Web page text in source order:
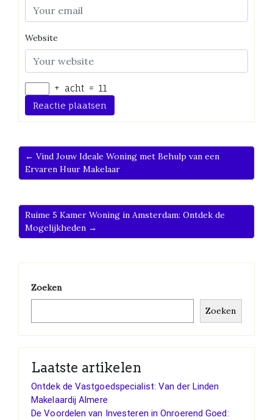
Website
+ acht = 11
← Vind Jouw Ideale Woning met Behulp van een
Ervaren Huur Makelaar
Ruime 5 Kamer Woning in Amsterdam: Ontdek de
Mogelijkheden →
Zoeken
Zoeken
Laatste artikelen
Ontdek de Vastgoedspecialist: Van der Linden
Makelaardij Almere
De Voordelen van Investeren in Onroerend Goed: